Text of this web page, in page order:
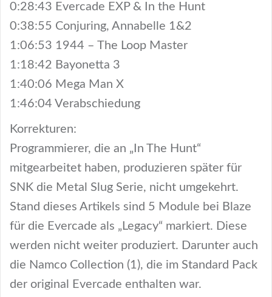
0:28:43 Evercade EXP & In the Hunt
0:38:55 Conjuring, Annabelle 1&2
1:06:53 1944 – The Loop Master
1:18:42 Bayonetta 3
1:40:06 Mega Man X
1:46:04 Verabschiedung
Korrekturen:
Programmierer, die an „In The Hunt“
mitgearbeitet haben, produzieren später für
SNK die Metal Slug Serie, nicht umgekehrt.
Stand dieses Artikels sind 5 Module bei Blaze
für die Evercade als „Legacy“ markiert. Diese
werden nicht weiter produziert. Darunter auch
die Namco Collection (1), die im Standard Pack
der original Evercade enthalten war.